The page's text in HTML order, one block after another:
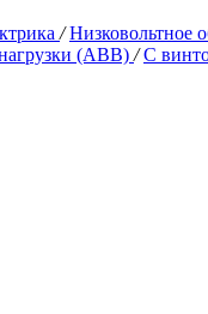
/ Низковольтное
(ABB) / С